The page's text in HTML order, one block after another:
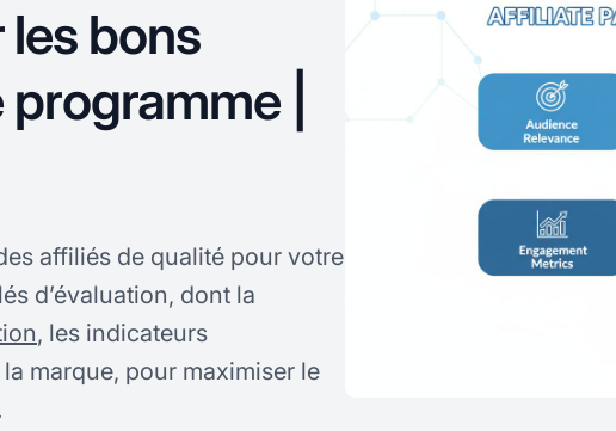
bons
|
affiliés de qualité pour votre
d’évaluation, dont la
, les indicateurs
marque, pour maximiser le